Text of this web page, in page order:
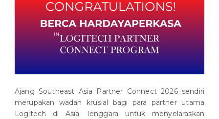
Ajang Southeast Asia Partner Connect 2026 sendiri
merupakan wadah krusial bagi para partner utama
Logitech di Asia Tenggara untuk menyelaraskan